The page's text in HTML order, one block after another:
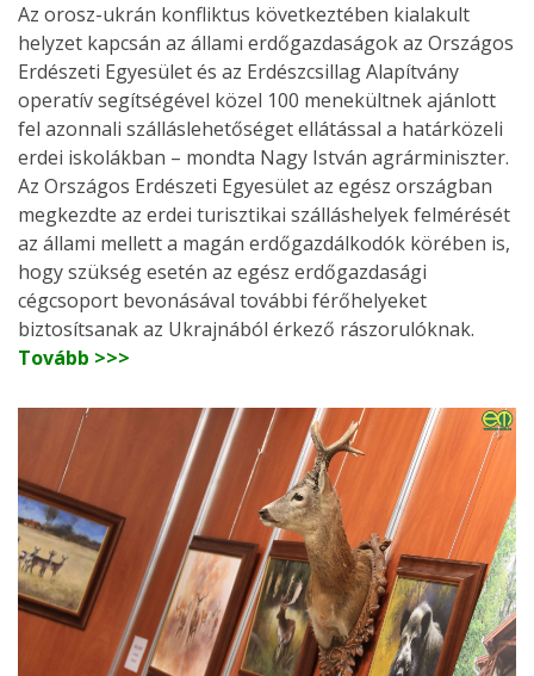
Az orosz-ukrán konfliktus következtében kialakult
helyzet kapcsán az állami erdőgazdaságok az Országos
Erdészeti Egyesület és az Erdészcsillag Alapítvány
operatív segítségével közel 100 menekültnek ajánlott
fel azonnali szálláslehetőséget ellátással a határközeli
erdei iskolákban – mondta Nagy István agrárminiszter.
Az Országos Erdészeti Egyesület az egész országban
megkezdte az erdei turisztikai szálláshelyek felmérését
az állami mellett a magán erdőgazdálkodók körében is,
hogy szükség esetén az egész erdőgazdasági
cégcsoport bevonásával további férőhelyeket
biztosítsanak az Ukrajnából érkező rászorulóknak.
Tovább >>>